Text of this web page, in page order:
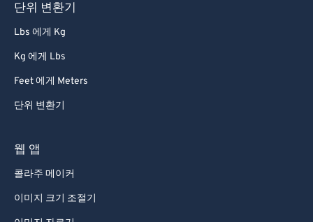
단위 변환기
Lbs 에게 Kg
Kg 에게 Lbs
Feet 에게 Meters
단위 변환기
웹 앱
콜라주 메이커
이미지 크기 조절기